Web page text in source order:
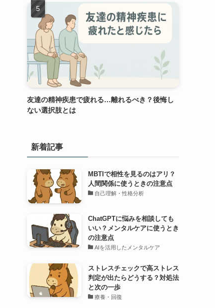
友達の精神疾患で疲れる…離れるべき？後悔し
ない選択肢とは
新着記事
MBTIで相性を見るのはアリ？
人間関係に使うときの注意点
自己理解・性格分析
ChatGPTに悩みを相談しても
いい？メンタルケアに使うとき
の注意点
AIを活用したメンタルケア
ストレスチェックで高ストレス
判定が出たらどうする？対処法
と次の一歩
療養・回復